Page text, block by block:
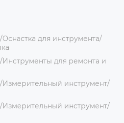
для инструмента/
для ремонта и
Измерительный инструмент/
Измерительный инструмент/